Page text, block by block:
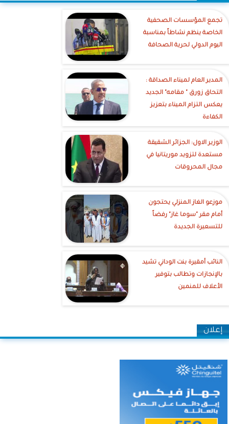
تجمع المؤسسات الصحفية
الخاصة ينظم نشاطاً بمناسبة
اليوم الدولي لحرية الصحافة
‎المدير العام لميناء الصداقة :
التحاق زورق " مقامه" الجديد
يعكس التزام الميناء بتعزيز
الكفاءة
الوزير الاول: الجزائر الشقيقة
مستعدة لتزويد موريتانيا في
مجال المحروقات
موزعو الغاز المنزلي يحتجون
أمام مقر "سوما غاز" رفضاً
للتسعيرة الجديدة
النائب أمقيرة بنت الوداني تشيد
بالإنجازات وتطالب بتوفير
الأعلاف للمنمين
إعلان